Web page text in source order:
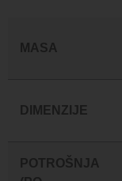
MASA
DIMENZIJE
POTROŠNJA